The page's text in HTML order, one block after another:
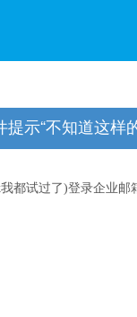
示“不知道这样
都试过了)登录企业